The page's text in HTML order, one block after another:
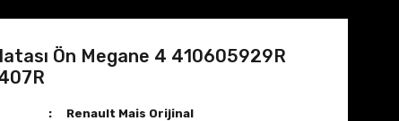
Ön Megane 4 410605929R
Renault Mais Orijinal